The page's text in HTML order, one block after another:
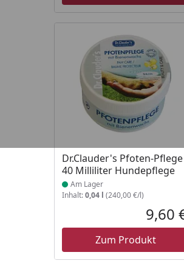
Dr.Clauder's Pfoten-Pflege
40 Milliliter Hundepflege
Produkt am Lager
Am Lager
Inhalt:0,04 l (240,00 €/l)
9,60
Zum Produkt